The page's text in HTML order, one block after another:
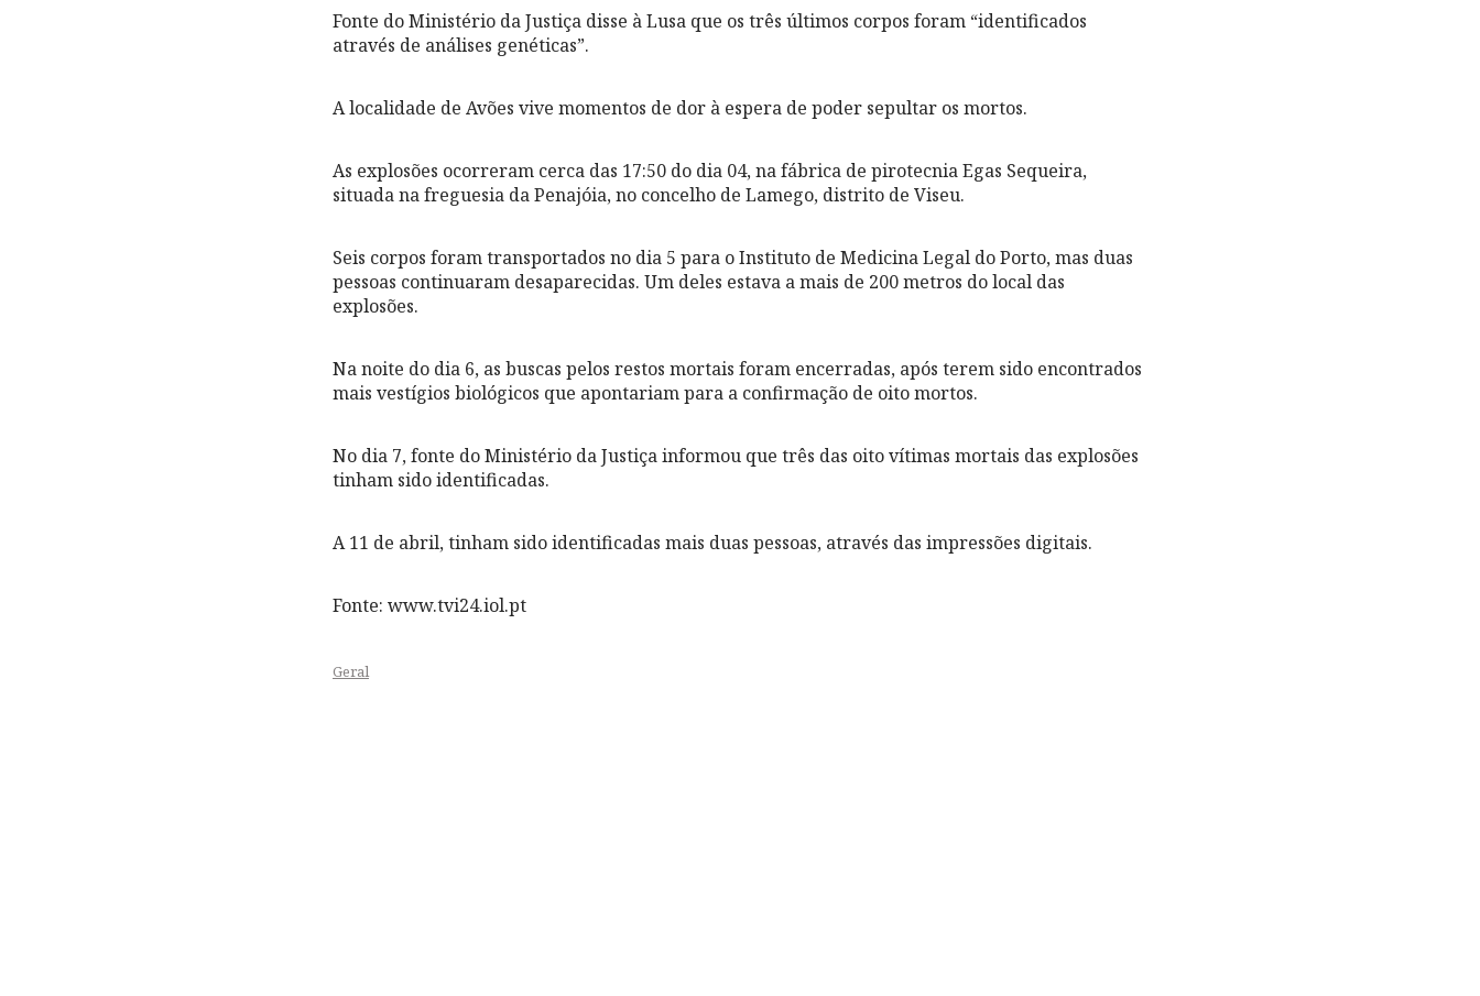
Fonte do Ministério da Justiça disse à Lusa que os três últimos corpos foram “identificados
através de análises genéticas”.
A localidade de Avões vive momentos de dor à espera de poder sepultar os mortos.
As explosões ocorreram cerca das 17:50 do dia 04, na fábrica de pirotecnia Egas Sequeira,
situada na freguesia da Penajóia, no concelho de Lamego, distrito de Viseu.
Seis corpos foram transportados no dia 5 para o Instituto de Medicina Legal do Porto, mas duas
pessoas continuaram desaparecidas. Um deles estava a mais de 200 metros do local das
explosões.
Na noite do dia 6, as buscas pelos restos mortais foram encerradas, após terem sido encontrados
mais vestígios biológicos que apontariam para a confirmação de oito mortos.
No dia 7, fonte do Ministério da Justiça informou que três das oito vítimas mortais das explosões
tinham sido identificadas.
A 11 de abril, tinham sido identificadas mais duas pessoas, através das impressões digitais.
Fonte: www.tvi24.iol.pt
Geral